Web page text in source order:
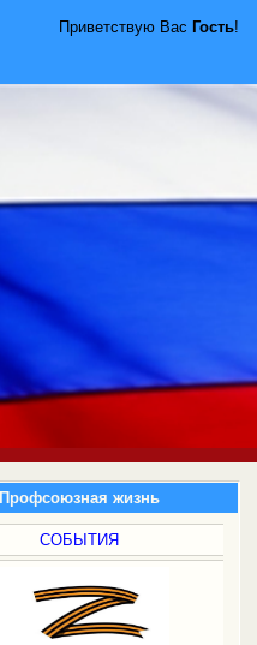
Приветствую Вас Гость!
Профсоюзная жизнь
СОБЫТИЯ